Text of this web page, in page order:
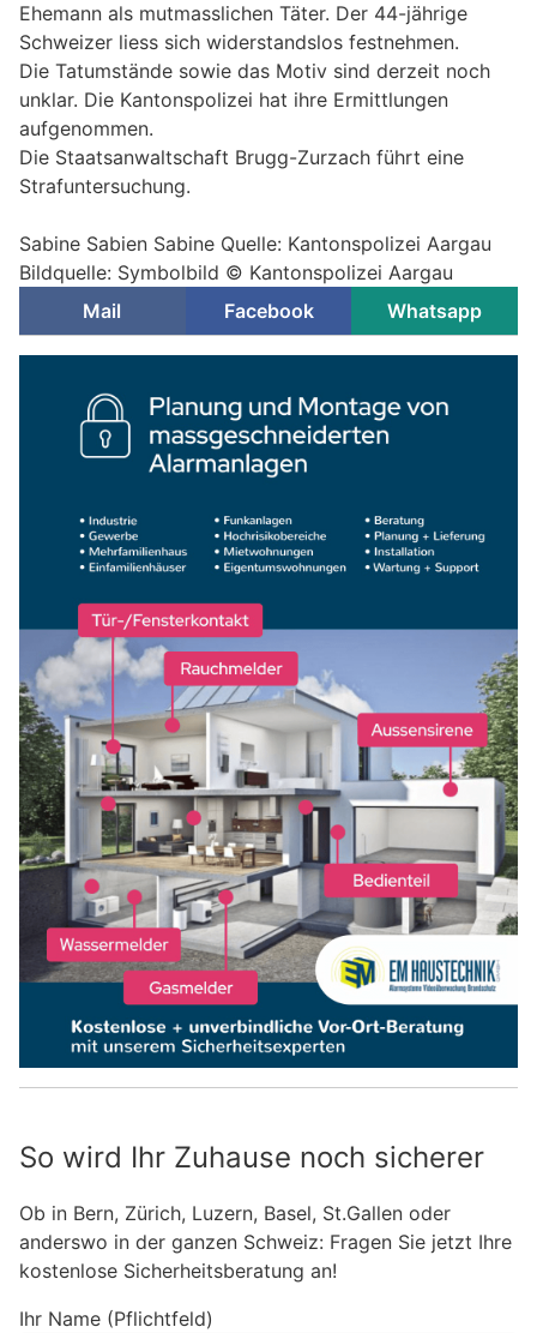
Ehemann als mutmasslichen Täter. Der 44-jährige
Schweizer liess sich widerstandslos festnehmen.
Die Tatumstände sowie das Motiv sind derzeit noch
unklar. Die Kantonspolizei hat ihre Ermittlungen
aufgenommen.
Die Staatsanwaltschaft Brugg-Zurzach führt eine
Strafuntersuchung.
Sabine Sabien Sabine Quelle: Kantonspolizei Aargau
Bildquelle: Symbolbild © Kantonspolizei Aargau
Mail
Facebook Whatsapp
So wird Ihr Zuhause noch sicherer
Ob in Bern, Zürich, Luzern, Basel, St.Gallen oder
anderswo in der ganzen Schweiz: Fragen Sie jetzt Ihre
kostenlose Sicherheitsberatung an!
Ihr Name (Pflichtfeld)